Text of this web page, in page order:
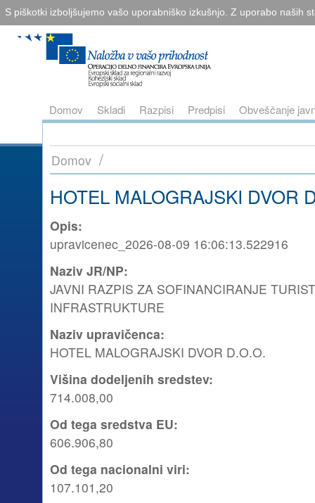
S piškotki izboljšujemo vašo uporabniško izkušnjo. Z uporabo naših
Domov Skladi Razpisi Predpisi Obveščanje
Domov /
HOTEL MALOGRAJSKI DVOR
Opis:
upravicenec_2026-08-09 16:06:13.522916
Naziv JR/NP:
JAVNI RAZPIS ZA SOFINANCIRANJE
INFRASTRUKTURE
Naziv upravičenca:
HOTEL MALOGRAJSKI DVOR D.O.O.
Višina dodeljenih sredstev:
714.008,00
Od tega sredstva EU:
606.906,80
Od tega nacionalni viri:
107.101,20